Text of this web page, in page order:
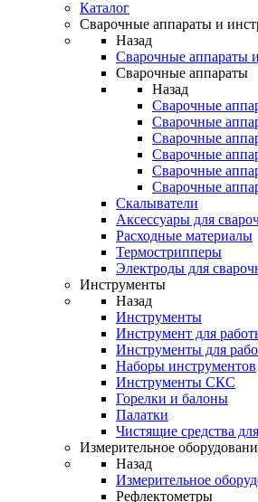
Каталог
Сварочные аппараты и
Назад
Сварочные аппараты
Сварочные аппараты
Назад
Сварочные
Сварочные
Сварочные
Сварочные
Сварочные
Cварочные
Скалыватели
Аксессуары для
Расходные материалы
Термострипперы
Электроды для
Инструменты
Назад
Инструменты
Инструмент для
Инструменты для
Наборы инструментов
Инструменты СКС
Горелки и балоны
Палатки
Чистящие средства
Измерительное
Назад
Измерительное
Рефлектометры